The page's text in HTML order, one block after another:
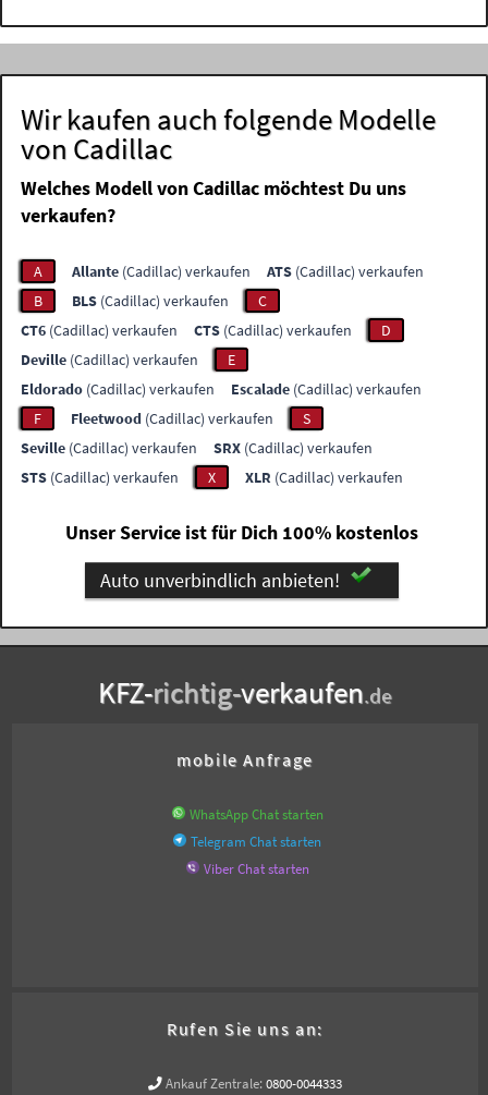
Wir kaufen auch folgende Modelle
von Cadillac
Welches Modell von Cadillac möchtest Du uns
verkaufen?
A Allante (Cadillac) verkaufen ATS (Cadillac) verkaufen
B
BLS (Cadillac) verkaufen
C
CT6 (Cadillac) verkaufen CTS (Cadillac) verkaufen
D
Deville (Cadillac) verkaufen
E
Eldorado (Cadillac) verkaufen Escalade (Cadillac) verkaufen
F
Fleetwood (Cadillac) verkaufen
S
Seville (Cadillac) verkaufen SRX (Cadillac) verkaufen
STS (Cadillac) verkaufen X XLR (Cadillac) verkaufen
Unser Service ist für Dich 100% kostenlos
Auto unverbindlich anbieten!
KFZ-richtig-verkaufen.de
mobile Anfrage
WhatsApp Chat starten
Telegram Chat starten
Viber Chat starten
Rufen Sie uns an:
Ankauf Zentrale: 0800-0044333